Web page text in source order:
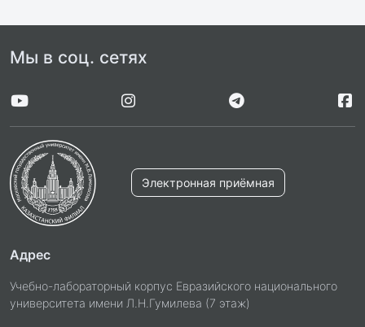
Мы в соц. сетях
Электронная приёмная
Адрес
Учебно-лабораторный корпус Евразийского национального
университета имени Л.Н.Гумилева (7 этаж)